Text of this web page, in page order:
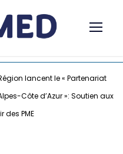
lancent le « Partenariat
Côte d’Azur »: Soutien aux
des PME